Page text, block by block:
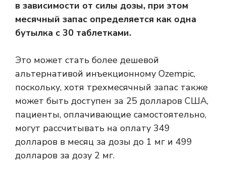
в зависимости от силы дозы, при этом
месячный запас определяется как одна
бутылка с 30 таблетками.
Это может стать более дешевой
альтернативой инъекционному Ozempic,
поскольку, хотя трехмесячный запас также
может быть доступен за 25 долларов США,
пациенты, оплачивающие самостоятельно,
могут рассчитывать на оплату 349
долларов в месяц за дозы до 1 мг и 499
долларов за дозу 2 мг.